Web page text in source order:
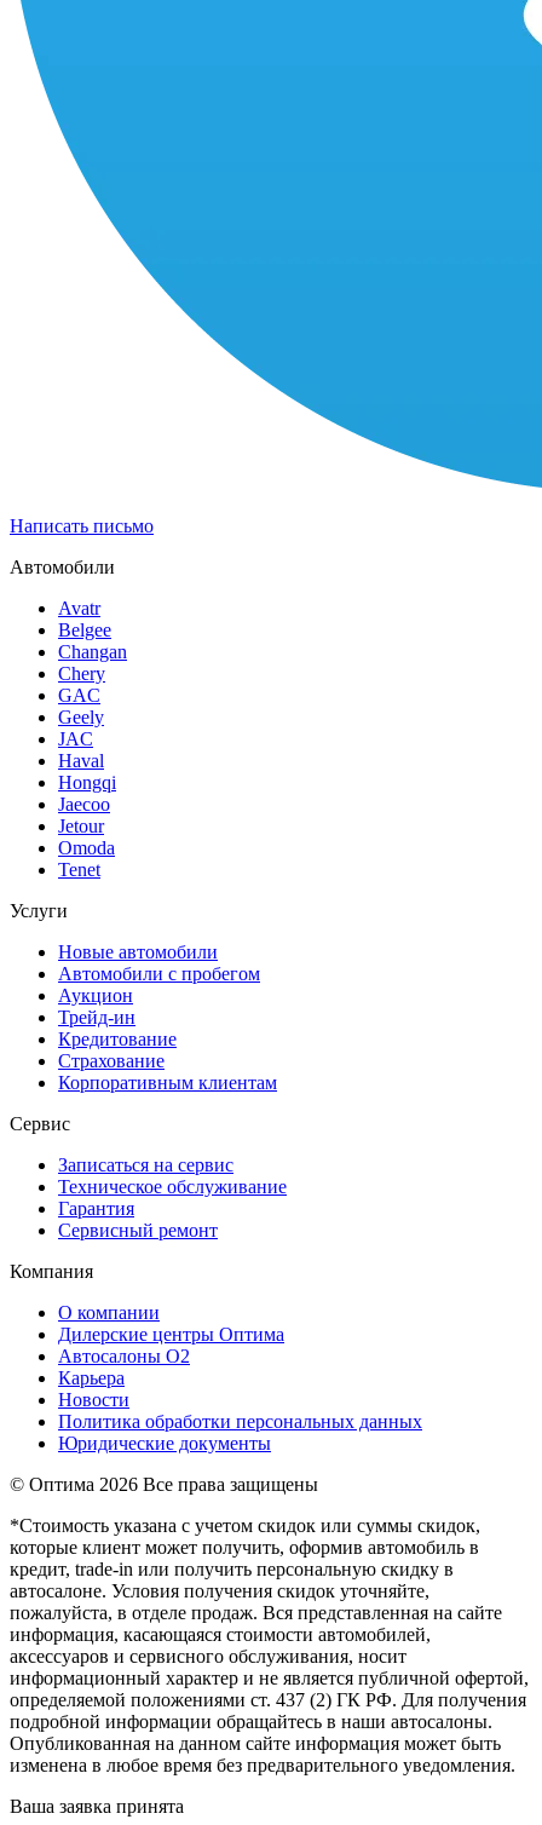
Написать письмо
Автомобили
Avatr
Belgee
Changan
Chery
GAC
Geely
JAC
Haval
Hongqi
Jaecoo
Jetour
Omoda
Tenet
Услуги
Новые автомобили
Автомобили с пробегом
Аукцион
Трейд-ин
Кредитование
Страхование
Корпоративным клиентам
Сервис
Записаться на сервис
Техническое обслуживание
Гарантия
Сервисный ремонт
Компания
О компании
Дилерские центры Оптима
Автосалоны О2
Карьера
Новости
Политика обработки персональных данных
Юридические документы
© Оптима 2026 Все права защищены
*Стоимость указана с учетом скидок или суммы скидок,
которые клиент может получить, оформив автомобиль в
кредит, trade-in или получить персональную скидку в
автосалоне. Условия получения скидок уточняйте,
пожалуйста, в отделе продаж. Вся представленная на сайте
информация, касающаяся стоимости автомобилей,
аксессуаров и сервисного обслуживания, носит
информационный характер и не является публичной офертой,
определяемой положениями ст. 437 (2) ГК РФ. Для получения
подробной информации обращайтесь в наши автосалоны.
Опубликованная на данном сайте информация может быть
изменена в любое время без предварительного уведомления.
Ваша заявка принята